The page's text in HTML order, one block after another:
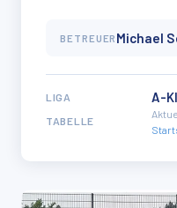
BETREUER Michael
LIGA A-
TABELLE